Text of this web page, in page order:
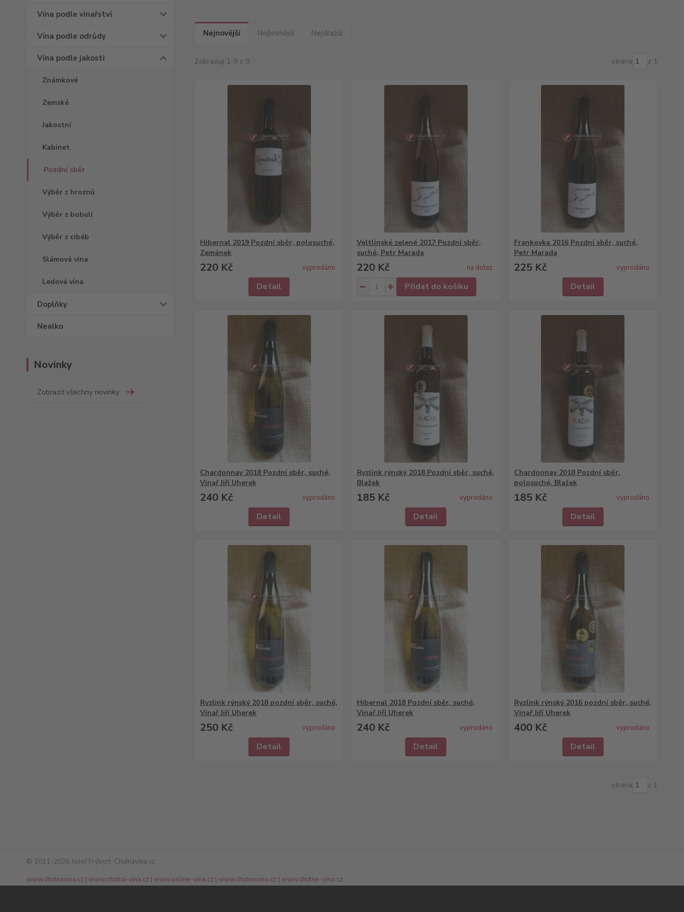
Vína podle vinařství
Vína podle odrůdy
Vína podle jakosti
Známkové
Zemské
Jakostní
Kabinet
Pozdní sběr
Výběr z hroznů
Výběr z bobulí
Výběr z cibéb
Slámová vína
Ledová vína
Doplňky
Nealko
Novinky
Zobrazit všechny novinky
Nejnovější Nejlevnější Nejdražší
Zobrazuji 1-9 z 9 strana z 1
Hibernal 2019 Pozdní sběr, polosuché,
Zemánek
220 Kč vyprodáno
Detail
Veltlínské zelené 2017 Pozdní sběr,
suché, Petr Marada
220 Kč na dotaz
Přidat do košíku
Frankovka 2016 Pozdní sběr, suché,
Petr Marada
225 Kč vyprodáno
Detail
Chardonnay 2018 Pozdní sběr, suché,
Vinař Jiří Uherek
240 Kč vyprodáno
Detail
Ryzlink rýnský 2018 Pozdní sběr, suché,
Blažek
185 Kč vyprodáno
Detail
Chardonnay 2018 Pozdní sběr,
polosuché, Blažek
185 Kč vyprodáno
Detail
Ryzlink rýnský 2018 pozdní sběr, suché,
Vinař Jiří Uherek
250 Kč vyprodáno
Detail
Hibernal 2018 Pozdní sběr, suché,
Vinař Jiří Uherek
240 Kč vyprodáno
Detail
Ryzlink rýnský 2016 pozdní sběr, suché,
Vinař Jiří Uherek
400 Kč vyprodáno
Detail
strana z 1
© 2011-2026 Josef Frýbort-Chutnávína.cz
www.chutnavina.cz | www.chutna-vina.cz | www.online-vina.cz | www.chutnevino.cz | www.chutne-vino.cz